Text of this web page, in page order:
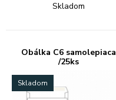
Skladom
Obálka C6 samolepiaca
/25ks
Skladom